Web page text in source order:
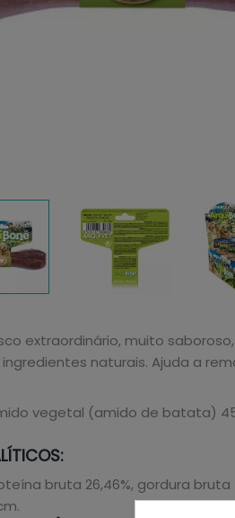
extraordinário, muito
naturais. Ajuda a
vegetal (amido de batata)
bruta 26,46%, gordura